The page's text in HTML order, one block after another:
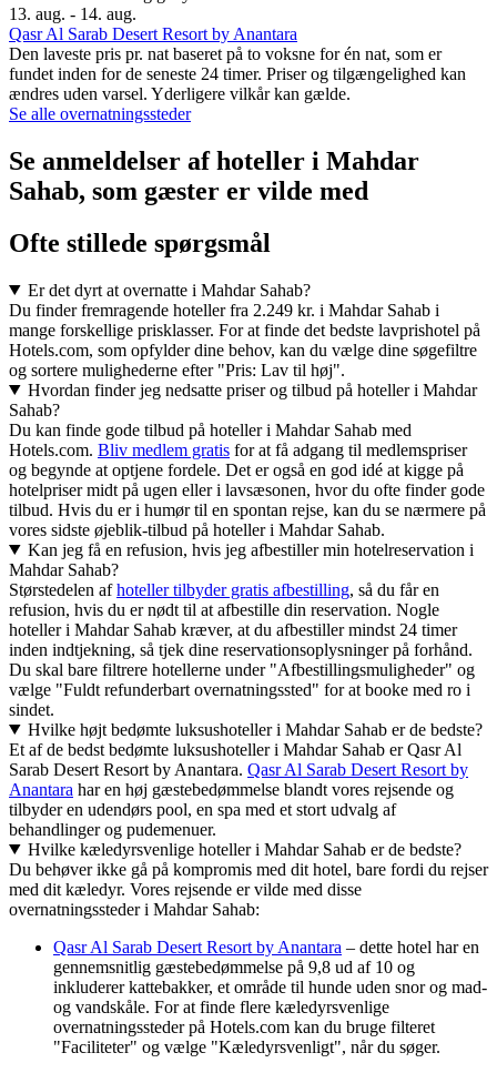
13. aug. - 14. aug.
Qasr Al Sarab Desert Resort by Anantara
Den laveste pris pr. nat baseret på to voksne for én nat, som er
fundet inden for de seneste 24 timer. Priser og tilgængelighed kan
ændres uden varsel. Yderligere vilkår kan gælde.
Se alle overnatningssteder
Se anmeldelser af hoteller i Mahdar
Sahab, som gæster er vilde med
Ofte stillede spørgsmål
Er det dyrt at overnatte i Mahdar Sahab?
Du finder fremragende hoteller fra 2.249 kr. i Mahdar Sahab i
mange forskellige prisklasser. For at finde det bedste lavprishotel på
Hotels.com, som opfylder dine behov, kan du vælge dine søgefiltre
og sortere mulighederne efter "Pris: Lav til høj".
Hvordan finder jeg nedsatte priser og tilbud på hoteller i Mahdar
Sahab?
Du kan finde gode tilbud på hoteller i Mahdar Sahab med
Hotels.com. Bliv medlem gratis for at få adgang til medlemspriser
og begynde at optjene fordele. Det er også en god idé at kigge på
hotelpriser midt på ugen eller i lavsæsonen, hvor du ofte finder gode
tilbud. Hvis du er i humør til en spontan rejse, kan du se nærmere på
vores sidste øjeblik-tilbud på hoteller i Mahdar Sahab.
Kan jeg få en refusion, hvis jeg afbestiller min hotelreservation i
Mahdar Sahab?
Størstedelen afhoteller tilbyder gratis afbestilling, så du får en
refusion, hvis du er nødt til at afbestille din reservation. Nogle
hoteller i Mahdar Sahab kræver, at du afbestiller mindst 24 timer
inden indtjekning, så tjek dine reservationsoplysninger på forhånd.
Du skal bare filtrere hotellerne under "Afbestillingsmuligheder" og
vælge "Fuldt refunderbart overnatningssted" for at booke med ro i
sindet.
Hvilke højt bedømte luksushoteller i Mahdar Sahab er de bedste?
Et af de bedst bedømte luksushoteller i Mahdar Sahab er Qasr Al
Sarab Desert Resort by Anantara. Qasr Al Sarab Desert Resort by
Anantara har en høj gæstebedømmelse blandt vores rejsende og
tilbyder en udendørs pool, en spa med et stort udvalg af
behandlinger og pudemenuer.
Hvilke kæledyrsvenlige hoteller i Mahdar Sahab er de bedste?
Du behøver ikke gå på kompromis med dit hotel, bare fordi du rejser
med dit kæledyr. Vores rejsende er vilde med disse
overnatningssteder i Mahdar Sahab:
Qasr Al Sarab Desert Resort by Anantara – dette hotel har en
gennemsnitlig gæstebedømmelse på 9,8 ud af 10 og
inkluderer kattebakker, et område til hunde uden snor og mad-
og vandskåle. For at finde flere kæledyrsvenlige
overnatningssteder på Hotels.com kan du bruge filteret
"Faciliteter" og vælge "Kæledyrsvenligt", når du søger.